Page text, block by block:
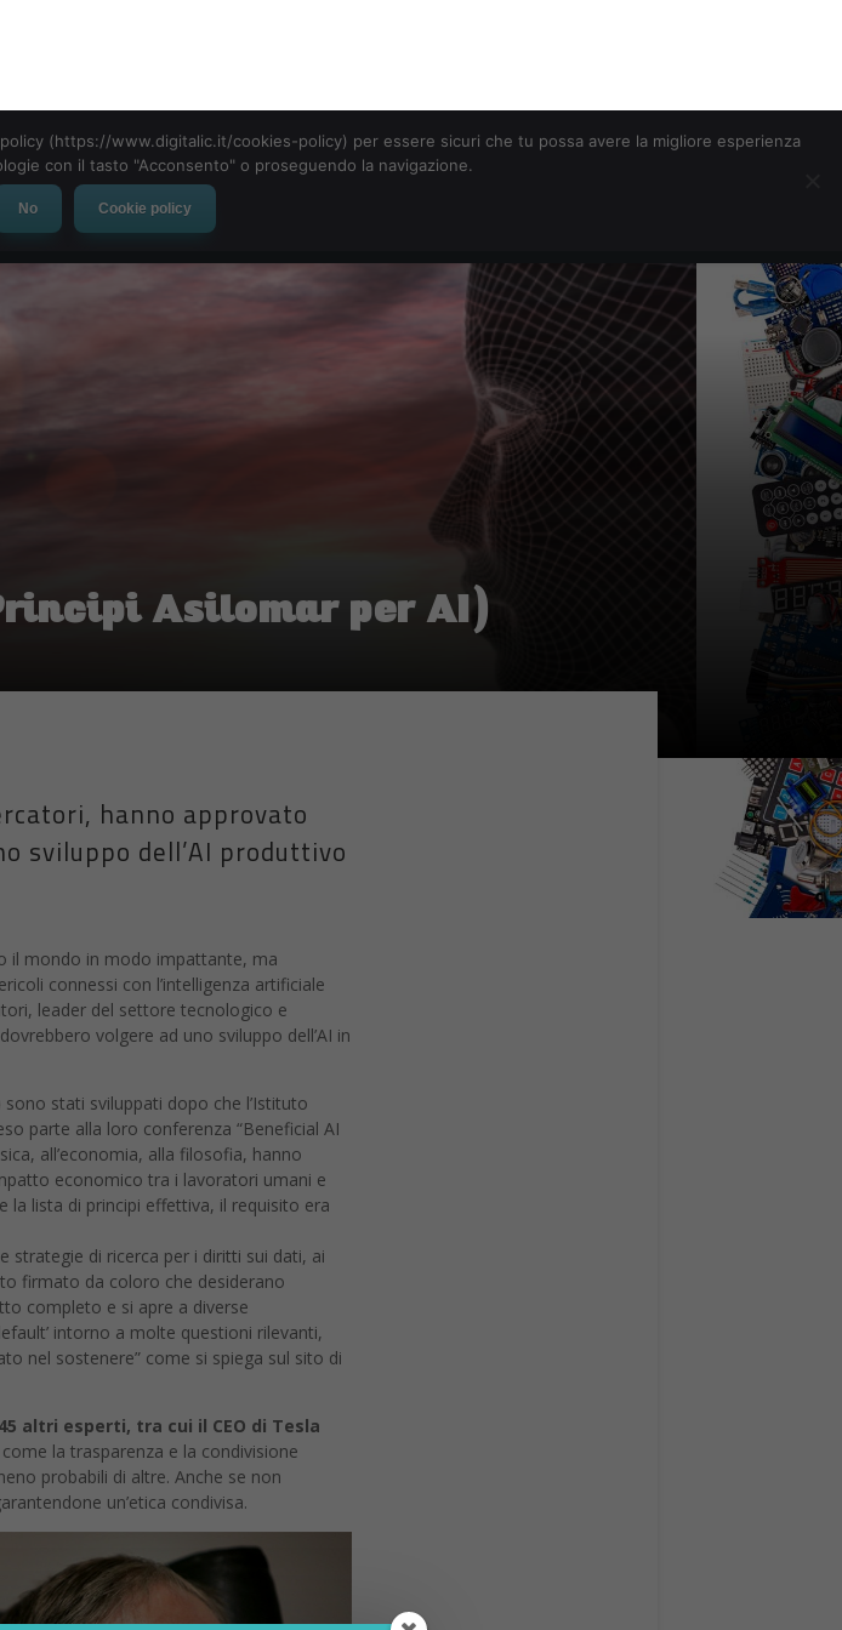
Asilomar per AI)
hanno approvato
il mondo in modo impattante, ma
connessi con l’intelligenza artificiale
leader del settore tecnologico e
sono stati sviluppati dopo che l’Istituto
parte alla loro conferenza “Beneficial AI
all’economia, alla filosofia, hanno
economico tra i lavoratori umani e
lista di principi effettiva, il requisito era
di ricerca per i diritti sui dati, ai
firmato da coloro che desiderano
completo e si apre a diverse
intorno a molte questioni rilevanti,
nel sostenere” come si spiega sul sito di
altri esperti, tra cui il CEO di Tesla
la trasparenza e la condivisione
probabili di altre. Anche se non
un’etica condivisa.